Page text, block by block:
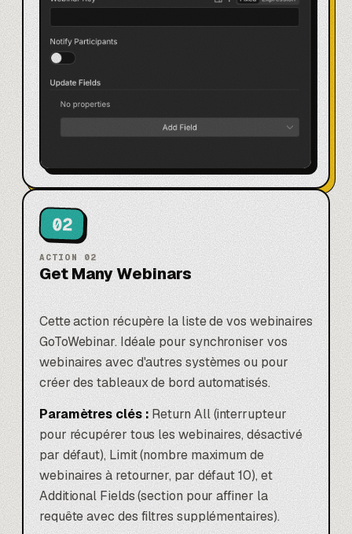
02
ACTION 02
Get Many Webinars
Cette action récupère la liste de vos webinaires
GoToWebinar. Idéale pour synchroniser vos
webinaires avec d'autres systèmes ou pour
créer des tableaux de bord automatisés.
Paramètres clés : Return All (interrupteur
pour récupérer tous les webinaires, désactivé
par défaut), Limit (nombre maximum de
webinaires à retourner, par défaut 10), et
Additional Fields (section pour affiner la
requête avec des filtres supplémentaires).